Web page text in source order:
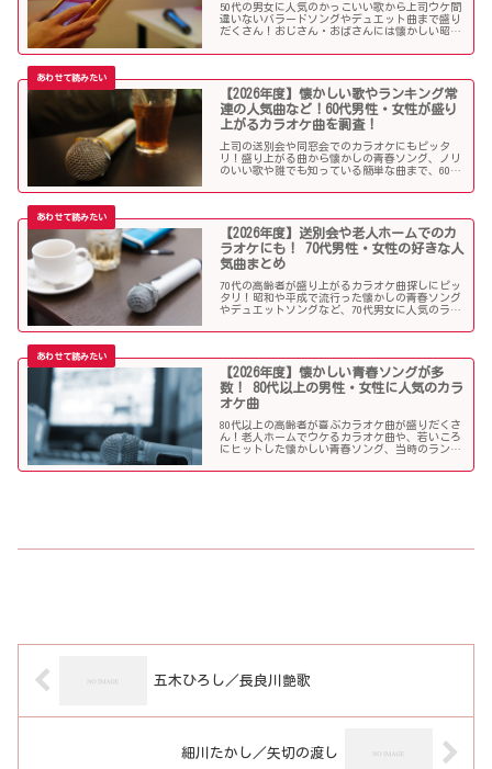
50代の男女に人気のかっこいい歌から上司ウケ間
違いないバラードソングやデュエット曲まで盛り
だくさん！おじさん・おばさんには懐かしい昭和
懐メロも多数。みんなが知っている曲は音痴でも
はず！
【2026年度】懐かしい歌やランキング常
連の人気曲など！60代男性・女性が盛り
上がるカラオケ曲を調査！
上司の送別会や同窓会でのカラオケにもピッタ
リ！盛り上がる曲から懐かしの青春ソング、ノリ
のいい歌や誰でも知っている簡単な曲まで、60代
でご紹介します！
【2026年度】送別会や老人ホームでのカ
ラオケにも！ 70代男性・女性の好きな人
気曲まとめ
70代の高齢者が盛り上がるカラオケ曲探しにピッ
タリ！昭和や平成で流行った懐かしの青春ソング
やデュエットソングなど、70代男女に人気のラン
ウケる曲、老人に喜ばれる曲が詰まったラインナ
【2026年度】懐かしい青春ソングが多
数！ 80代以上の男性・女性に人気のカラ
オケ曲
80代以上の高齢者が喜ぶカラオケ曲が盛りだくさ
ん！老人ホームでウケるカラオケ曲や、若いころ
にヒットした懐かしい青春ソング、当時のランキ
た！
五木ひろし／長良川艶歌
細川たかし／矢切の渡し